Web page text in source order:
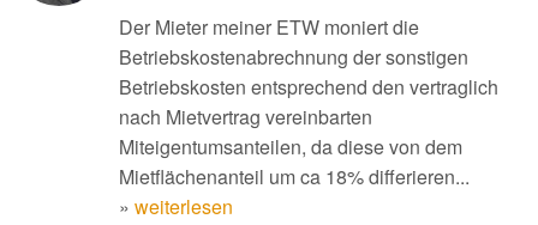
Der Mieter meiner ETW moniert die
Betriebskostenabrechnung der sonstigen
Betriebskosten entsprechend den vertraglich
nach Mietvertrag vereinbarten
Miteigentumsanteilen, da diese von dem
Mietflächenanteil um ca 18% differieren...
» weiterlesen